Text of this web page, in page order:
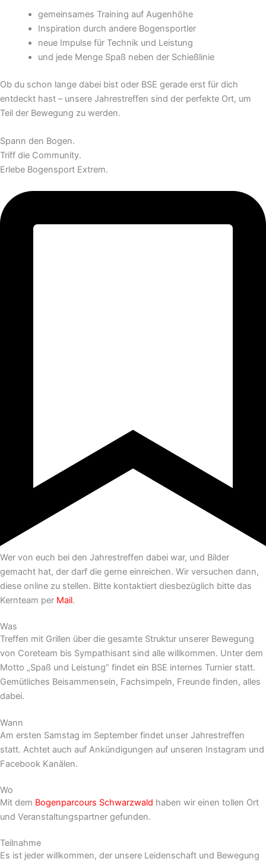
gemeinsames Training auf Augenhöhe
Inspiration durch andere Bogensportler
neue Impulse für Technik und Leistung
und jede Menge Spaß neben der Schießlinie
Ob du schon lange dabei bist oder BSE gerade erst für dich
entdeckt hast – unsere Jahrestreffen sind der perfekte Ort, um
Teil der Bewegung zu werden.
Spann den Bogen.
Triff die Community.
Erlebe Bogensport Extrem.
Wer von euch bei den Jahrestreffen dabei war, und Bilder
gemacht hat, der darf die gerne einreichen. Wir versuchen dann,
diese online zu stellen. Bitte kontaktiert diesbezüglich bitte das
Kernteam per Mail.
Was
Treffen mit Grillen über die gesamte Struktur unserer Bewegung
von Coreteam bis Sympathisant sind alle willkommen. Unter dem
Motto „Spaß und Leistung“ findet ein BSE internes Turnier statt.
Gemütliches Beisammensein, Fachsimpeln, Freunde finden, alles
dabei.
Wann
Am ersten Samstag im September findet unser Jahrestreffen
statt. Achtet auch auf Ankündigungen auf unseren Instagram und
Facebook Kanälen.
Wo
Mit dem Bogenparcours Schwarzwald haben wir einen tollen Ort
und Veranstaltungspartner gefunden.
Teilnahme
Es ist jeder willkommen, der unsere Leidenschaft und Bewegung